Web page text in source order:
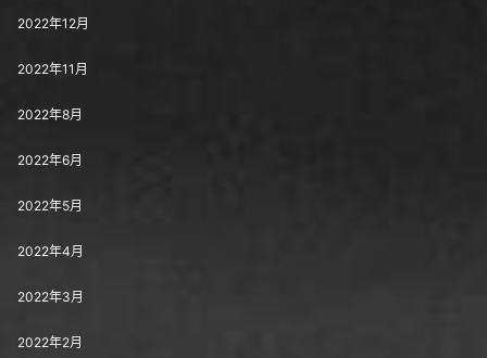
2022年12月
2022年11月
2022年8月
2022年6月
2022年5月
2022年4月
2022年3月
2022年2月